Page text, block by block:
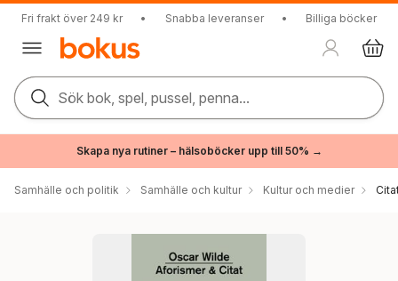
Fri frakt över 249 kr • Snabba leveranser • Billiga böcker
Sök bok, spel, pussel, penna...
Skapa nya rutiner – hälsoböcker upp till 50% →
Samhälle och politik Samhälle och kultur Kultur och medier